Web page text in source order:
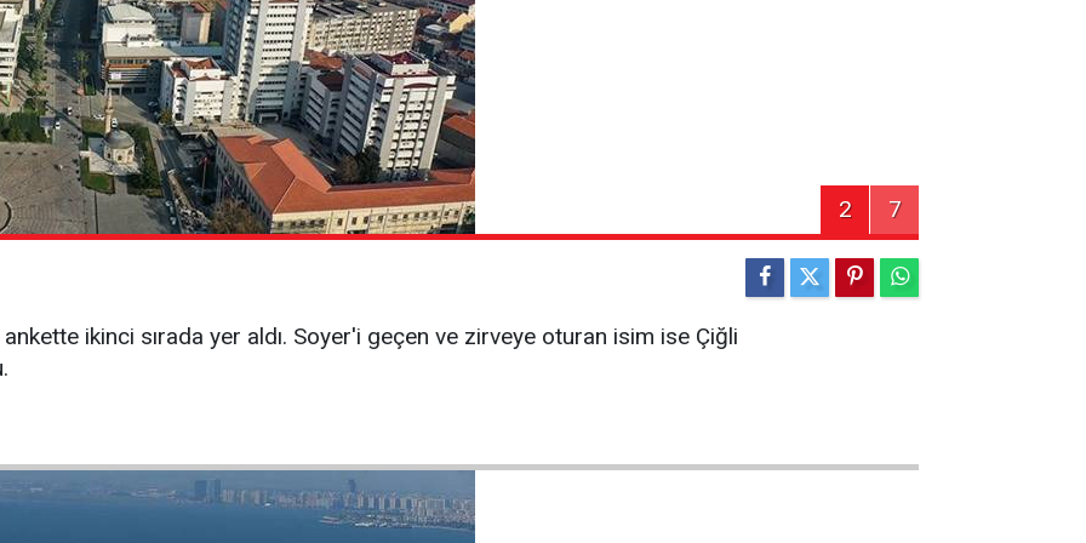
2 7
ikinci sırada yer aldı. Soyer'i geçen ve zirveye oturan isim ise Çiğli